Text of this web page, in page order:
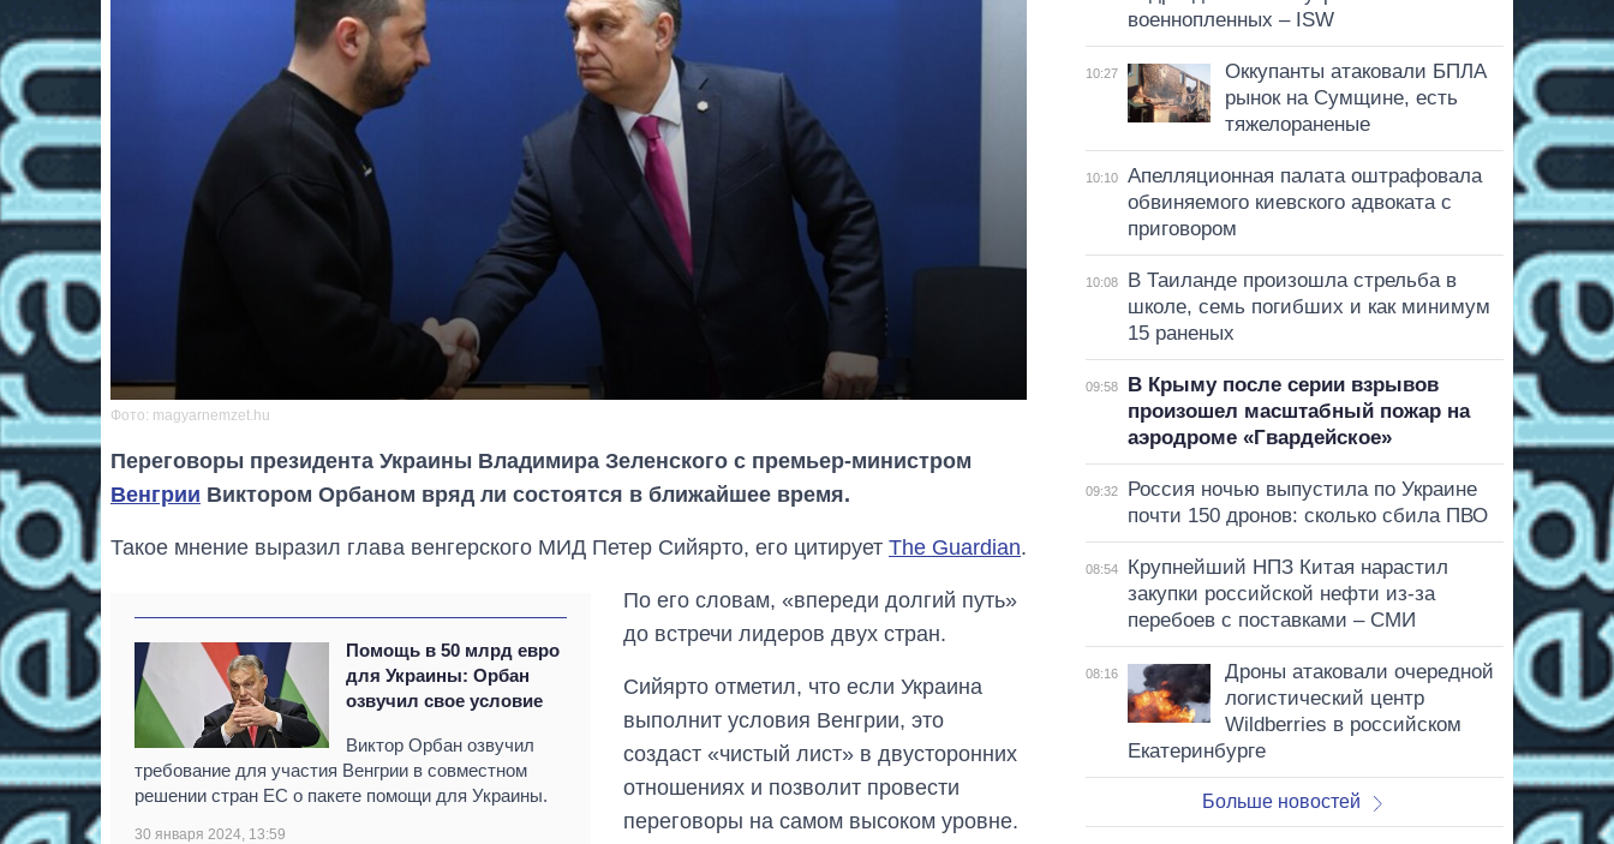
Фото: magyarnemzet.hu
Переговоры президента Украины Владимира Зеленского с премьер-министром
Венгрии Виктором Орбаном вряд ли состоятся в ближайшее время.
Такое мнение выразил глава венгерского МИД Петер Сийярто, его цитирует The Guardian.
Помощь в 50 млрд евро
для Украины: Орбан
озвучил свое условие
Виктор Орбан озвучил
требование для участия Венгрии в совместном
решении стран ЕС о пакете помощи для Украины.
30 января 2024, 13:59
По его словам, «впереди долгий путь»
до встречи лидеров двух стран.
Сийярто отметил, что если Украина
выполнит условия Венгрии, это
создаст «чистый лист» в двусторонних
отношениях и позволит провести
переговоры на самом высоком уровне.
военнопленных – ISW
10:27
Оккупанты атаковали БПЛА
рынок на Сумщине, есть
тяжелораненые
10:10
Апелляционная палата оштрафовала
обвиняемого киевского адвоката с
приговором
10:08
В Таиланде произошла стрельба в
школе, семь погибших и как минимум
15 раненых
09:58
В Крыму после серии взрывов
произошел масштабный пожар на
аэродроме «Гвардейское»
09:32
Россия ночью выпустила по Украине
почти 150 дронов: сколько сбила ПВО
08:54
Крупнейший НПЗ Китая нарастил
закупки российской нефти из-за
перебоев с поставками – СМИ
08:16
Дроны атаковали очередной
логистический центр
Wildberries в российском
Екатеринбурге
Больше новостей